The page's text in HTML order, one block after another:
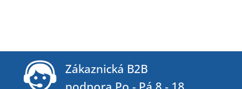
Zákaznická B2B